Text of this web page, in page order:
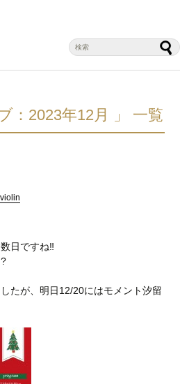
：2023年12月 」 一覧
violin
日ですね‼︎
たが、明日12/20にはモメント汐留